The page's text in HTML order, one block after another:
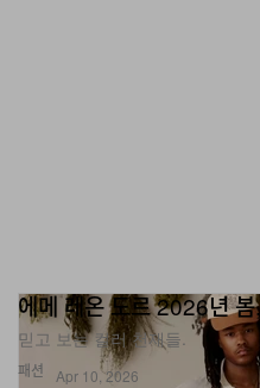
패션
믿고 보는 컬러 천재들.
Apr 10, 2026